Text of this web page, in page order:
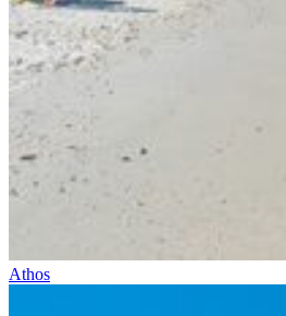
Athos